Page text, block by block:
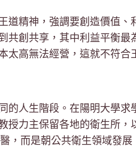
道精神，強調要創造價值、
共創共享，其中利益平衡
太高無法經營，這就不符合
的人生階段。在陽明大學求
授力主保留各地的衛生所
，而是朝公共衛生領域發展